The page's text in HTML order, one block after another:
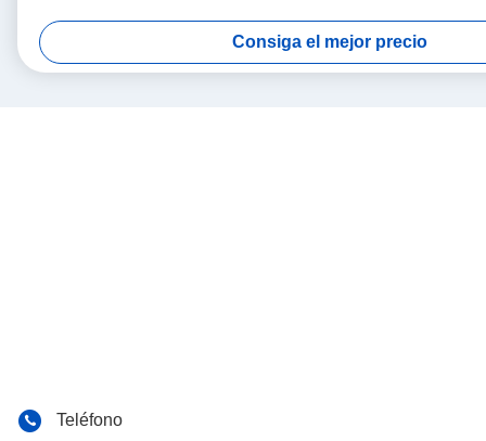
Consiga el mejor precio
Teléfono